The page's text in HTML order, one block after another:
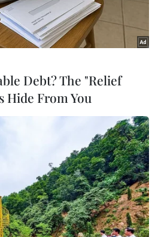
ca mắc COVID-19 do lây
đó số lượng ca mắc mới tính từ
Debt? The "Relief
Hide From You